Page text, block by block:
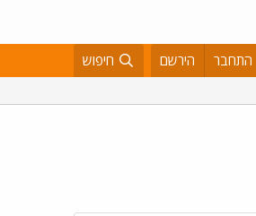
התחבר הירשם חיפוש